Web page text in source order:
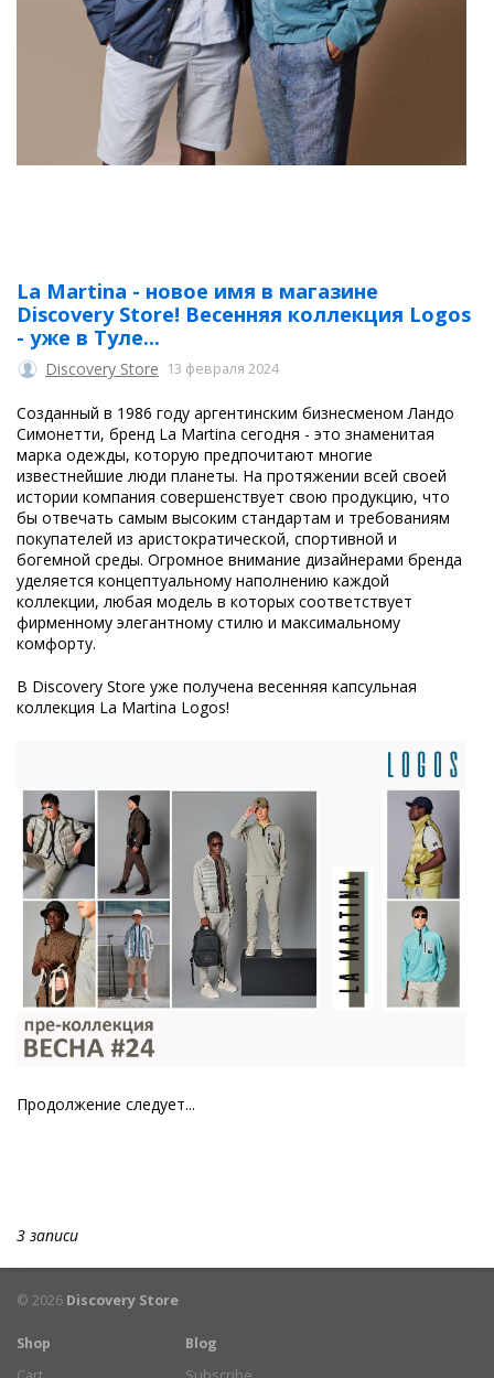
La Martina - новое имя в магазине
Discovery Store! Весенняя коллекция Logos
- уже в Туле...
Discovery Store 13 февраля 2024
Созданный в 1986 году аргентинским бизнесменом Ландо
Симонетти, бренд La Martina сегодня - это знаменитая
марка одежды, которую предпочитают многие
известнейшие люди планеты. На протяжении всей своей
истории компания совершенствует свою продукцию, что
бы отвечать самым высоким стандартам и требованиям
покупателей из аристократической, спортивной и
богемной среды. Огромное внимание дизайнерами бренда
уделяется концептуальному наполнению каждой
коллекции, любая модель в которых соответствует
фирменному элегантному стилю и максимальному
комфорту.
В Discovery Store уже получена весенняя капсульная
коллекция La Martina Logos!
Продолжение следует...
3 записи
© 2026 Discovery Store
Shop
Blog